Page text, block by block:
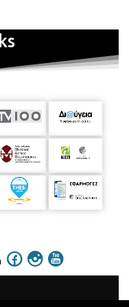
μμ Δευτέρα έως
1η εβδομάδα (26 –
(03 – 07/7)έχει
συμμετοχής: Για τη
ησυνημμένη
Casa Bianca, Βασ.
και Άλκηστη
Δάφνη Παντελή